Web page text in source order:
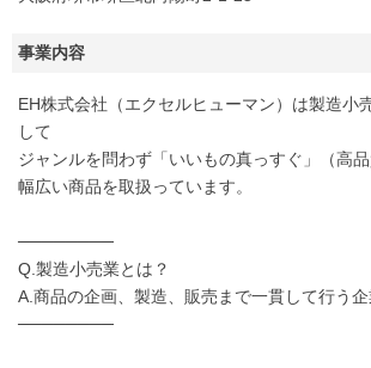
事業内容
EH株式会社（エクセルヒューマン）は製造小
して
ジャンルを問わず「いいもの真っすぐ」（高
幅広い商品を取扱っています。
────────
Q.製造小売業とは？
A.商品の企画、製造、販売まで一貫して行う企
────────